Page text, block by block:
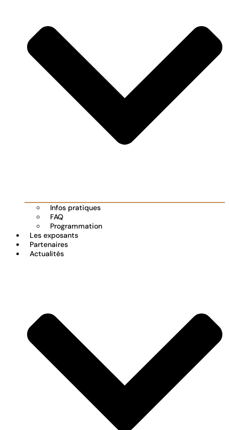
Infos pratiques
FAQ
Programmation
Les exposants
Partenaires
Actualités